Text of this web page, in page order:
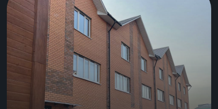
Большая
кухня-гостинная
Охраняемая
территория